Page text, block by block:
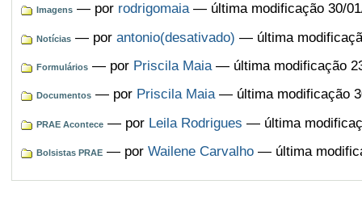
Imagens — por rodrigomaia— última modificação 30/
Notícias — por antonio(desativado) — última
Formulários — por Priscila Maia— última modificação
Documentos — por Priscila Maia— última modificação
PRAE Acontece — por Leila Rodrigues — última
Bolsistas PRAE — por Wailene Carvalho— última